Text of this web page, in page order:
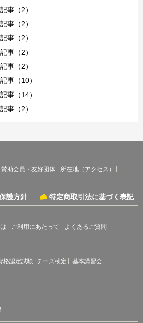
事（2）
事（2）
事（2）
事（2）
事（2）
事（10）
事（14）
事（2）
賛助会員・友好団体
所在地（アクセス）
護方針 特定商取引法に基づく表記
ご利用にあたって よくあるご質問
格認定試験 チーズ検定
基本講習会